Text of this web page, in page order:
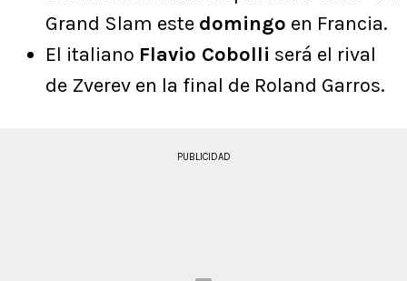
Grand Slam este domingo en Francia.
El italiano Flavio Cobolli será el rival
de Zverev en la final de Roland Garros.
PUBLICIDAD